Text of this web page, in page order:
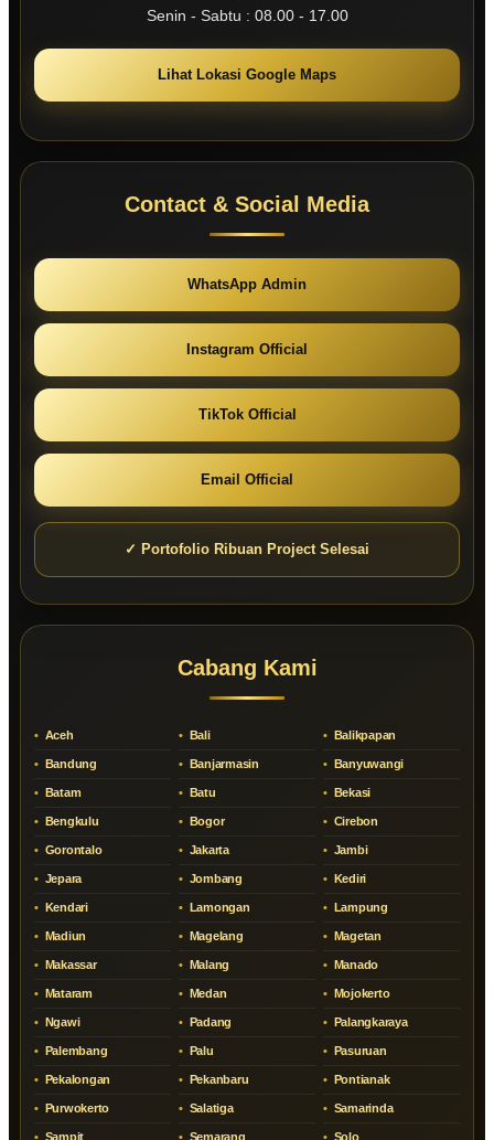
Senin - Sabtu : 08.00 - 17.00
Lihat Lokasi Google Maps
Contact & Social Media
WhatsApp Admin
Instagram Official
TikTok Official
Email Official
✓ Portofolio Ribuan Project Selesai
Cabang Kami
Aceh Bali Balikpapan
Bandung Banjarmasin Banyuwangi
Batam Batu Bekasi
Bengkulu Bogor Cirebon
Gorontalo Jakarta Jambi
Jepara Jombang Kediri
Kendari Lamongan Lampung
Madiun Magelang Magetan
Makassar Malang Manado
Mataram Medan Mojokerto
Ngawi Padang Palangkaraya
Palembang Palu Pasuruan
Pekalongan Pekanbaru Pontianak
Purwokerto Salatiga Samarinda
Sampit Semarang Solo